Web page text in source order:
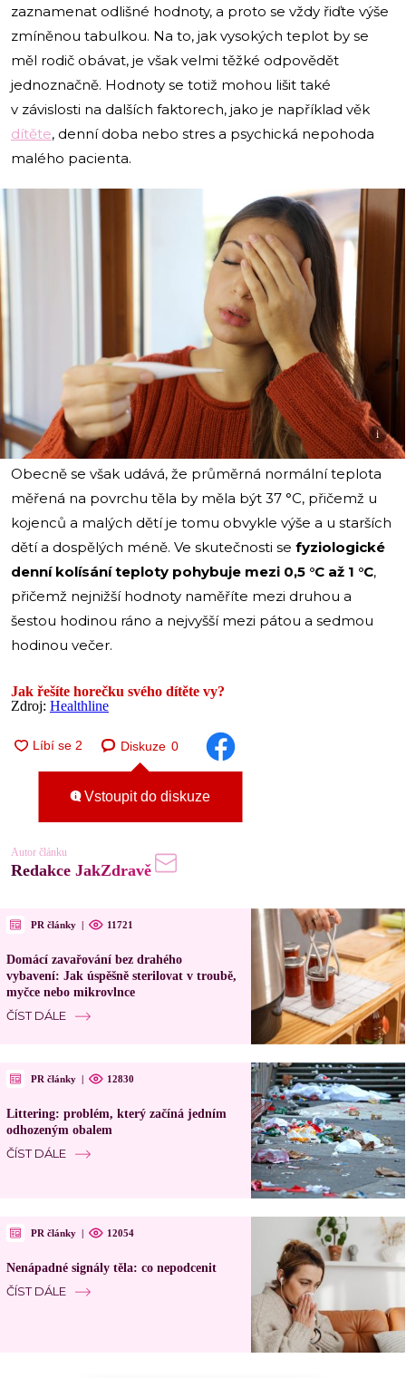
zaznamenat odlišné hodnoty, a proto se vždy řiďte výše
zmíněnou tabulkou. Na to, jak vysokých teplot by se
měl rodič obávat, je však velmi těžké odpovědět
jednoznačně. Hodnoty se totiž mohou lišit také
v závislosti na dalších faktorech, jako je například věk
dítěte, denní doba nebo stres a psychická nepohoda
malého pacienta.
i
Obecně se však udává, že průměrná normální teplota
měřená na povrchu těla by měla být 37 °C, přičemž u
kojenců a malých dětí je tomu obvykle výše a u starších
dětí a dospělých méně. Ve skutečnosti se fyziologické
denní kolísání teploty pohybuje mezi 0,5 °C až 1 °C,
přičemž nejnižší hodnoty naměříte mezi druhou a
šestou hodinou ráno a nejvyšší mezi pátou a sedmou
hodinou večer.
Jak řešíte horečku svého dítěte vy?
Zdroj: Healthline
Diskuze 0
Vstoupit do diskuze
Autor článku
Redakce JakZdravě
PR články | 11721
Domácí zavařování bez drahého
vybavení: Jak úspěšně sterilovat v troubě,
myčce nebo mikrovlnce
ČÍST DÁLE
PR články | 12830
Littering: problém, který začíná jedním
odhozeným obalem
ČÍST DÁLE
PR články | 12054
Nenápadné signály těla: co nepodcenit
ČÍST DÁLE